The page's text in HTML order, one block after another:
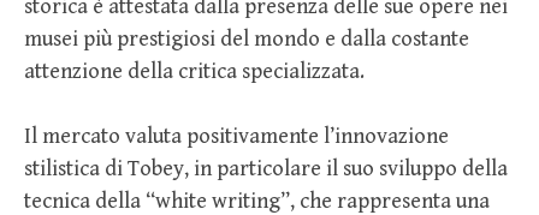
storica è attestata dalla presenza delle sue opere nei
musei più prestigiosi del mondo e dalla costante
attenzione della critica specializzata.
Il mercato valuta positivamente l’innovazione
stilistica di Tobey, in particolare il suo sviluppo della
tecnica della “white writing”, che rappresenta una